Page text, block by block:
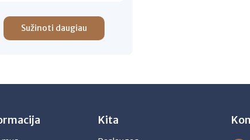
Sužinoti daugiau
Kita